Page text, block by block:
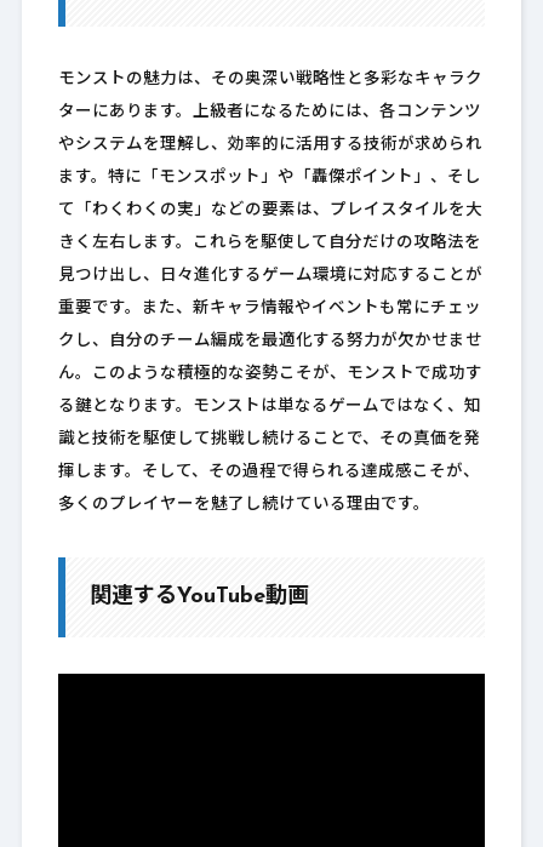
モンストの魅力は、その奥深い戦略性と多彩なキャラク
ターにあります。上級者になるためには、各コンテンツ
やシステムを理解し、効率的に活用する技術が求められ
ます。特に「モンスポット」や「轟傑ポイント」、そし
て「わくわくの実」などの要素は、プレイスタイルを大
きく左右します。これらを駆使して自分だけの攻略法を
見つけ出し、日々進化するゲーム環境に対応することが
重要です。また、新キャラ情報やイベントも常にチェッ
クし、自分のチーム編成を最適化する努力が欠かせませ
ん。このような積極的な姿勢こそが、モンストで成功す
る鍵となります。モンストは単なるゲームではなく、知
識と技術を駆使して挑戦し続けることで、その真価を発
揮します。そして、その過程で得られる達成感こそが、
多くのプレイヤーを魅了し続けている理由です。
関連するYouTube動画